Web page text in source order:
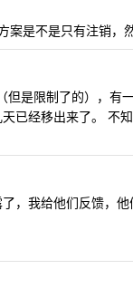
案是不是只有注销，
是限制了的），有
已经移出来了。 不
，我给他们反馈，